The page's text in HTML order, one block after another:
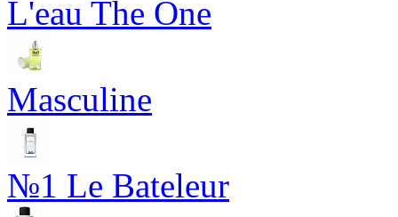
L'eau The One
Masculine
№1 Le Bateleur